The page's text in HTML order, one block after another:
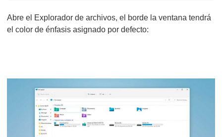
Abre el Explorador de archivos, el borde la ventana tendrá
el color de énfasis asignado por defecto: